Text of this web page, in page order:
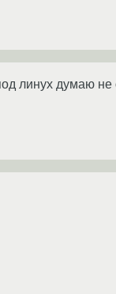
линух думаю